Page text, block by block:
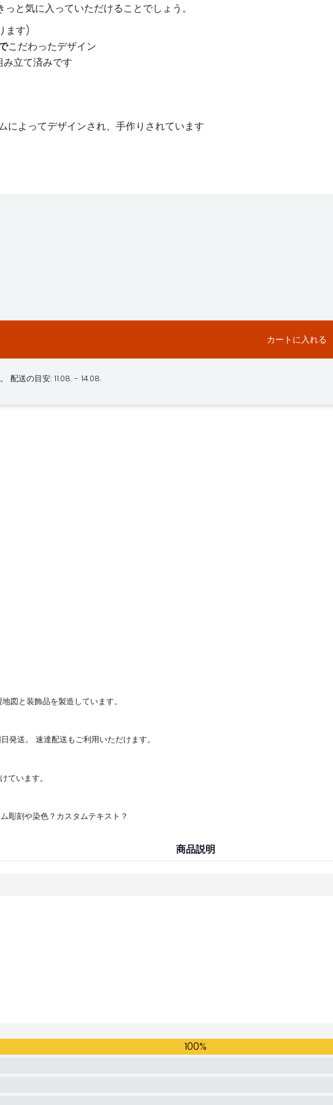
と気に入っていただけることでしょう。
ます)
こだわったデザイン
立て済みです
よってデザインされ、手作りされています
カートに入れる
配送の目安: 11.08. - 14.08.
図と装飾品を製造しています。
発送。 速達配送もご利用いただけます。
ています。
彫刻や染色？カスタムテキスト？
商品説明
100%